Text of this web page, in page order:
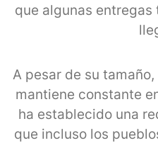
que algunas entregas
A pesar de su
mantiene constante
ha establecido una
que incluso los